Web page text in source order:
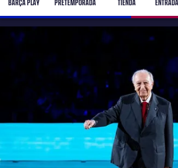
BARÇA PLAY PRETEMPORADA TIENDA